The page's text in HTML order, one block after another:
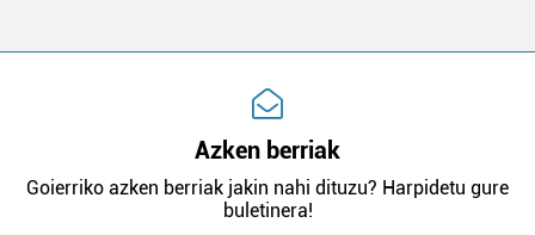
Azken berriak
Goierriko azken berriak jakin nahi dituzu? Harpidetu gure
buletinera!